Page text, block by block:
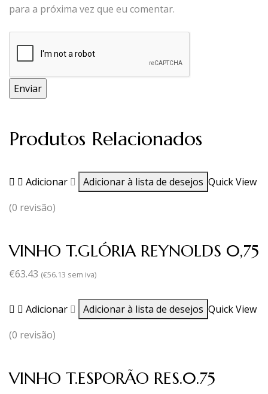
para a próxima vez que eu comentar.
Produtos Relacionados
Adicionar Adicionar à lista de desejos Quick View
(0 revisão)
VINHO T.GLÓRIA REYNOLDS 0,75
€63.43 (€56.13 sem iva)
Adicionar Adicionar à lista de desejos Quick View
(0 revisão)
VINHO T.ESPORÃO RES.0.75